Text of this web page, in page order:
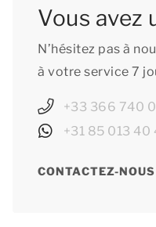
Vous avez
N’hésitez pas à
à votre service 7
+33 366 740
+31 85 013 40
CONTACTEZ-NOUS